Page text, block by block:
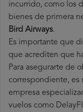
incurrido, como los
bienes de primera
Bird Airways.
Es importante que
que acrediten que
Para asegurarte de
correspondiente, es
empresa
vuelos como